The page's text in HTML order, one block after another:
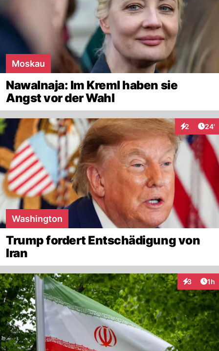
Moskau
Nawalnaja: Im Kreml haben sie
Angst vor der Wahl
2 24'
Washington
Trump fordert Entschädigung von
Iran
3 1h